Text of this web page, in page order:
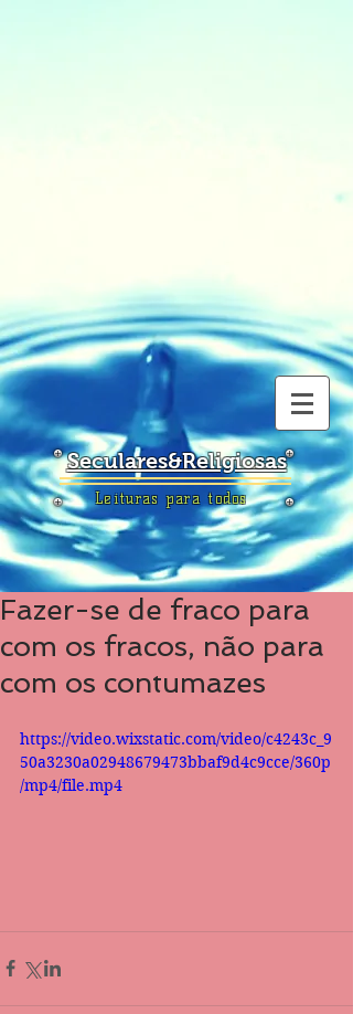
Seculares&Religiosas
Leituras para todos
Fazer-se de fraco para
com os fracos, não para
com os contumazes
https://video.wixstatic.com/video/c4243c_9
50a3230a02948679473bbaf9d4c9cce/360p
/mp4/file.mp4